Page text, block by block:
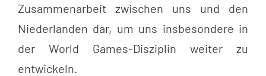
Zusammenarbeit zwischen uns und den
Niederlanden dar, um uns insbesondere in
der World Games-Disziplin weiter zu
entwickeln.